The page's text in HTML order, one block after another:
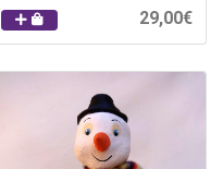
29,00€